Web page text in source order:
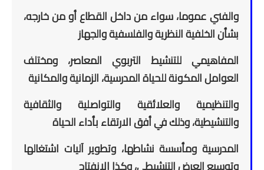
والفني عموما، سواء من داخل القطاع أو من خارجه،
بشأن الخلفية النظرية والفلسفية والجهاز
المفاهيمي للتنشيط التربوي المعاصر، ومختلف
العوامل المكونة للحياة المدرسية، الزمانية والمكانية
والتنظيمية والعلائقية والتواصلية والثقافية
والتنشيطية، وذلك في أفق الارتقاء بأداء الحياة
المدرسية ومأسسة نشاطها، وتطوير آليات اشتغالها
وتوسيع العرض التنشيطي، وكذا الانفتاح